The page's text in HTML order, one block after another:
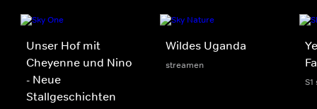
Unser Hof mit
Cheyenne und Nino
- Neue
Stallgeschichten
Wildes Uganda
streamen